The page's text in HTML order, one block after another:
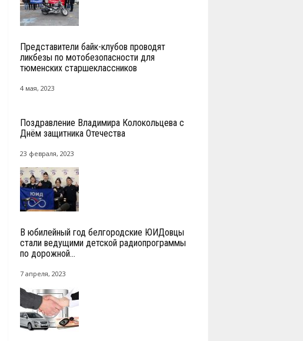
Представители байк-клубов проводят
ликбезы по мотобезопасности для
тюменских старшеклассников
4 мая, 2023
Поздравление Владимира Колокольцева с
Днём защитника Отечества
23 февраля, 2023
В юбилейный год белгородские ЮИДовцы
стали ведущими детской радиопрограммы
по дорожной...
7 апреля, 2023